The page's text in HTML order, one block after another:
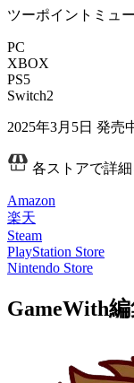
ツーポイントミュ
PC
XBOX
PS5
Switch2
2025年3月5日 発売
各ストアで詳細
Amazon
楽天
Steam
PlayStation Store
Nintendo Store
GameWith